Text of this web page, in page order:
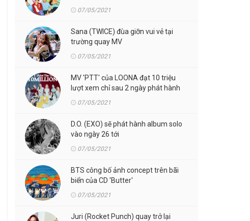
07/05/2021
Sana (TWICE) đùa giỡn vui vẻ tại
trường quay MV
07/05/2021
MV 'PTT' của LOONA đạt 10 triệu
lượt xem chỉ sau 2 ngày phát hành
07/05/2021
D.O. (EXO) sẽ phát hành album solo
vào ngày 26 tới
07/05/2021
BTS công bố ảnh concept trên bãi
biển của CD 'Butter'
07/05/2021
Juri (Rocket Punch) quay trở lại